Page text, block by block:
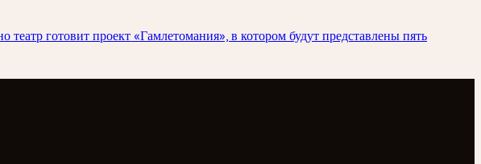
готовит проект «Гамлетомания», в котором будут представлены пять